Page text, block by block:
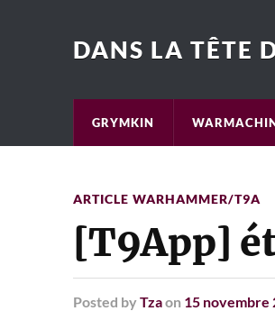
DANS LA TÊTE
GRYMKIN
ARTICLE WARHAMMER/T9A
[T9App]
Posted by Tzaon 15 novembre